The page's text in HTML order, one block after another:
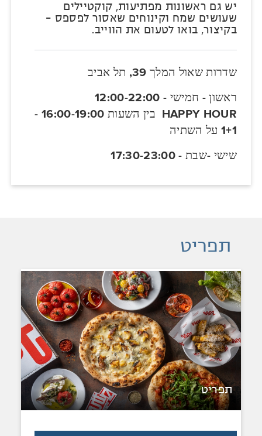
יש גם ראשונות מפתיעות, קוקטיילים
שעושים שמח וקינוחים שאסור לפספס -
בקיצור, בואו לטעום את הווייב.
שדרות שאול המלך 39, תל אביב
ראשון - חמישי - 12:00-22:00
HAPPY HOUR בין השעות 16:00-19:00 -
1+1 על השתיה
שישי -שבת - 17:30-23:00
תפריט
תפריט